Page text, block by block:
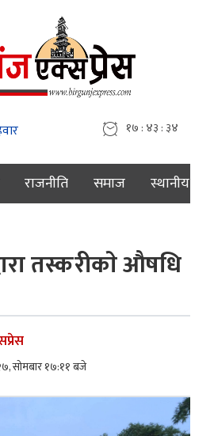
१७ : ४३ : ३५
राजनीति समाज स्थानीय
तस्करीकाे औषधि
सोमबार १७:११ बजे